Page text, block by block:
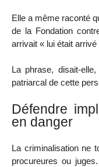
Elle a même raconté
de la Fondation
arrivait « lui était
La phrase, disait-
patriarcal de cette
Défendre
en danger
La criminalisation ne
procureures ou